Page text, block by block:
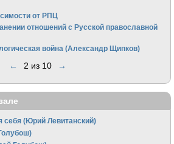
от РПЦ
отношений с Русской православной
война (Александр Щипков)
← 2 из 10 →
(Юрий Левитанский)